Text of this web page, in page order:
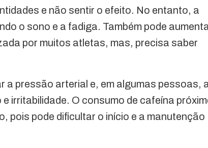
e não sentir o efeito. No entanto, a
o sono e a fadiga. Também pode
por muitos atletas, mas, precisa saber
a pressão arterial e, em algumas pessoas,
irritabilidade. O consumo de cafeína
pois pode dificultar o início e a manutenção